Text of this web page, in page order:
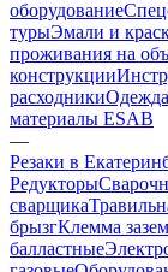
оборудование
турыЭмали и
проживания на
конструкции
расходникиОдежда
материалы ESAB
—
Резаки в
Редукторы
сварщика
брызгКлемма
балластные